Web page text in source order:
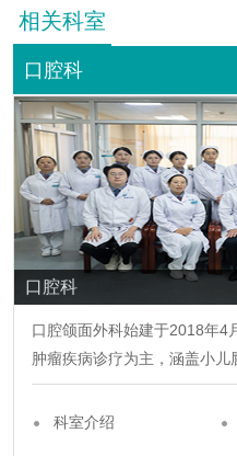
相关科室
口腔科
口腔科
口腔颌面外科始建于2018年4
肿瘤疾病诊疗为主，涵盖小儿
科室介绍